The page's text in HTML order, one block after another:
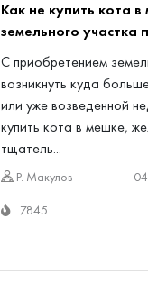
Как не купить кота
земельного участка
С приобретением
возникнуть куда
или уже возведенной
купить кота в мешке,
тщатель...
Р. Макулов
7845